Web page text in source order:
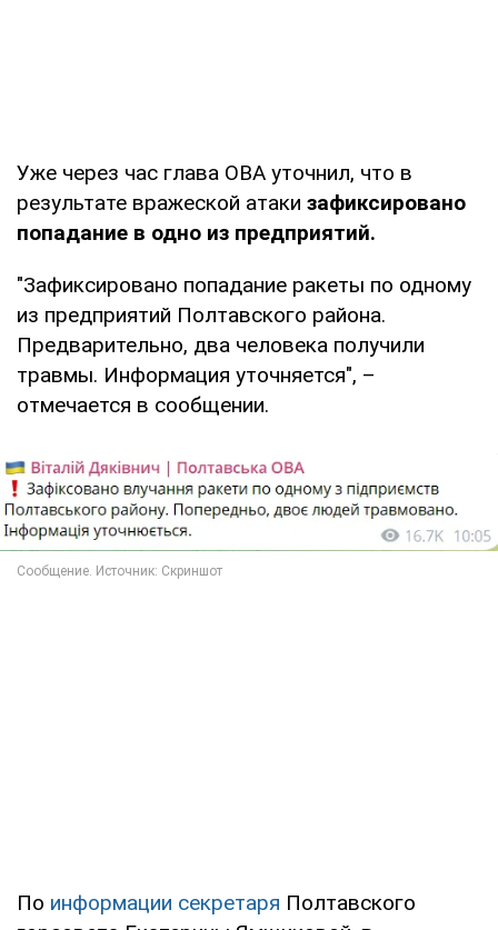
Уже через час глава ОВА уточнил, что в
результате вражеской атаки зафиксировано
попадание в одно из предприятий.
"Зафиксировано попадание ракеты по одному
из предприятий Полтавского района.
Предварительно, два человека получили
травмы. Информация уточняется", –
отмечается в сообщении.
По информации секретаря Полтавского